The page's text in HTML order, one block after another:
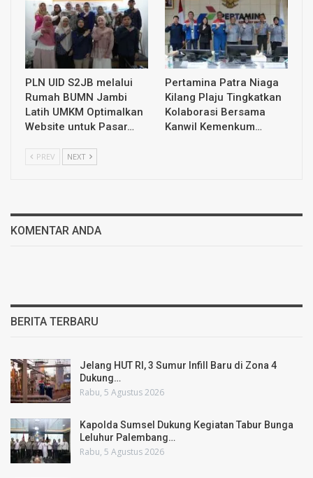
PLN UID S2JB melalui
Rumah BUMN Jambi
Latih UMKM Optimalkan
Website untuk Pasar…
Pertamina Patra Niaga
Kilang Plaju Tingkatkan
Kolaborasi Bersama
Kanwil Kemenkum…
PREV NEXT
KOMENTAR ANDA
BERITA TERBARU
Jelang HUT RI, 3 Sumur Infill Baru di Zona 4
Dukung…
Rabu, 5 Agustus 2026
Kapolda Sumsel Dukung Kegiatan Tabur Bunga
Leluhur Palembang…
Rabu, 5 Agustus 2026